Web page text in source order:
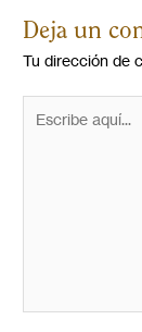
Deja un
Tu dirección de